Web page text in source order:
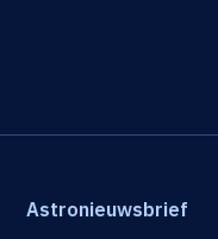
Astronieuwsbrief